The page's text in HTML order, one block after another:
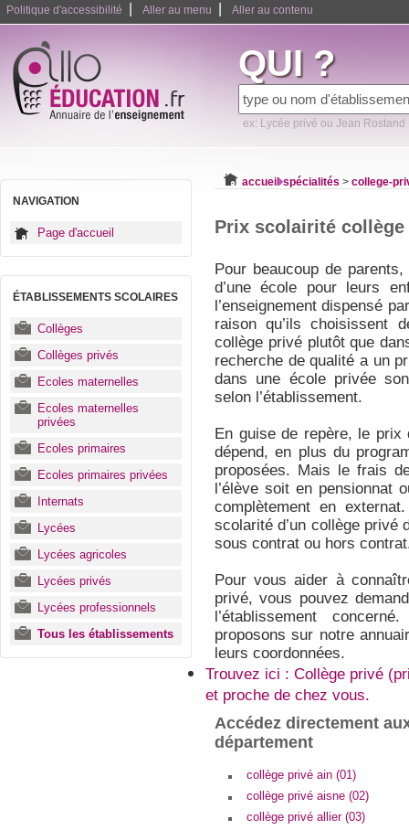
Politique d'accessibilité Aller au menu Aller au contenu
QUI ?
ex: Lycée privé ou Jean Rostand
NAVIGATION
Page d'accueil
ÉTABLISSEMENTS SCOLAIRES
Collèges
Collèges privés
Ecoles maternelles
Ecoles maternelles
privées
Ecoles primaires
Ecoles primaires privées
Internats
Lycées
Lycées agricoles
Lycées privés
Lycées professionnels
Tous les établissements
accueil spécialités > college-
Prix scolairité collège
Pour beaucoup de
d’une école pour leurs
l’enseignement dispensé
raison qu’ils choisissent
collège privé plutôt que
recherche de qualité a un
dans une école privée
selon l’établissement.
En guise de repère, le
dépend, en plus du
proposées. Mais le frais
l’élève soit en pensionnat
complètement en
scolarité d’un collège privé
sous contrat ou hors
Pour vous aider à
privé, vous pouvez
l’établissement
proposons sur notre
leurs coordonnées.
Trouvez ici : Collège privé
et proche de chez vous.
Accédez directement
département
collège privé ain (01)
collège privé aisne (02)
collège privé allier (03)